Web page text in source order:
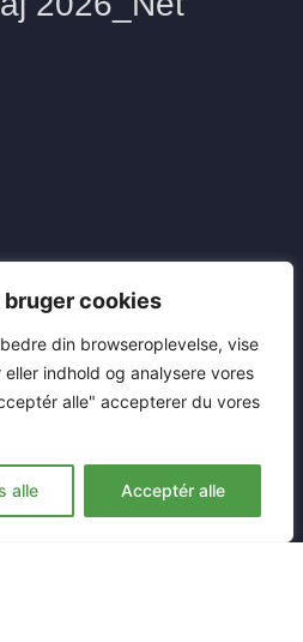
bruger cookies
din browseroplevelse, vise
indhold og analysere vores
alle" accepterer du vores
alle Acceptér alle